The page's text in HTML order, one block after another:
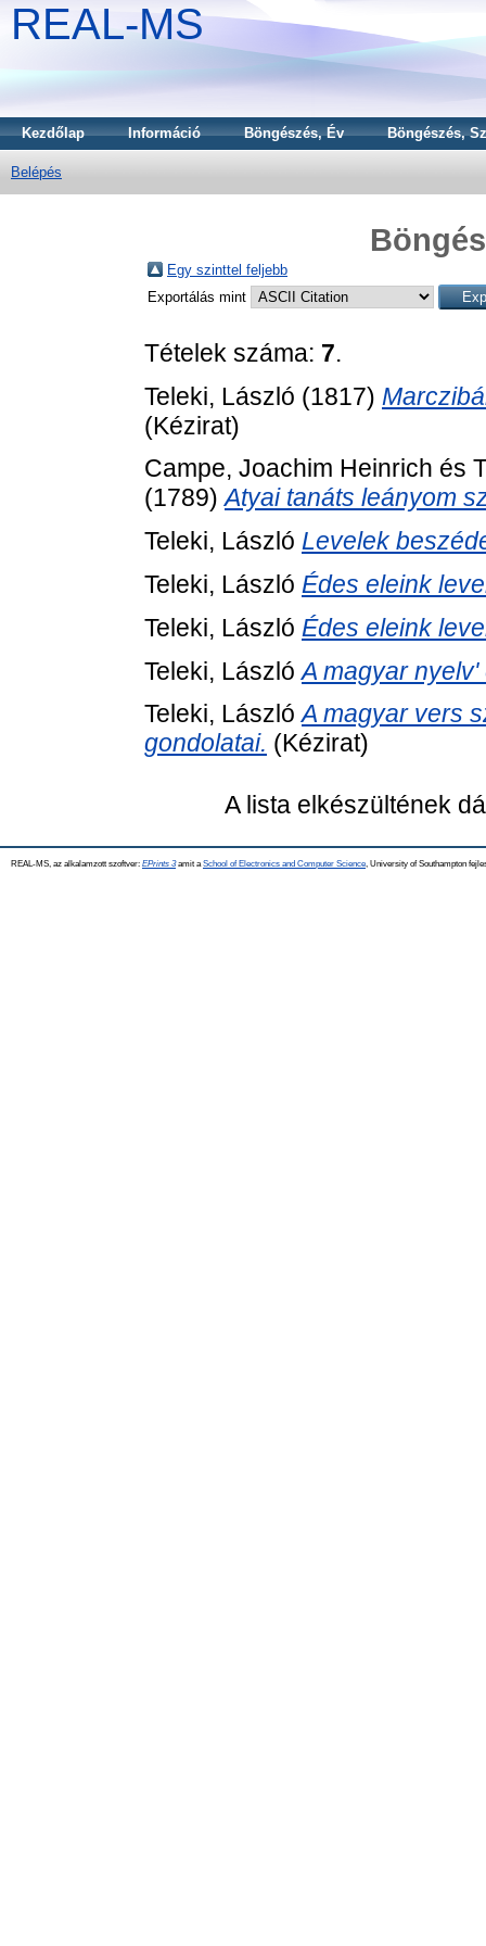
REAL-MS
Kezdőlap Információ Böngészés, Év Böngészés,
Belépés
Egy szinttel feljebb
Exportálás mint
Tételek száma: 7.
Teleki, László (1817)
(Kézirat)
Campe, Joachim Heinrich és
(1789)Atyai tanáts leányom
Teleki, László Levelek
Teleki, László Édes eleink
Teleki, László Édes eleink
Teleki, László A magyar
Teleki, László A magyar vers
gondolatai. (Kézirat)
A lista elkészültének
REAL-MS, az alkalamzott szoftver: EPrints 3amit a School of Electronics and Computer Science , University of Southampton